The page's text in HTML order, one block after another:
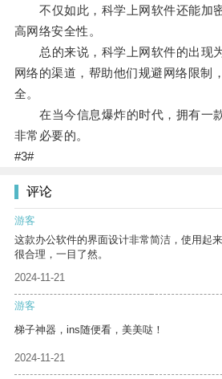
不仅如此，科学上网软件还能加
高网络安全性。
总的来说，科学上网软件的出现
网络的渠道，帮助他们规避网络限制
全。
在当今信息爆炸的时代，拥有一
非常必要的。
#3#
评论
游客
这款办公软件的界面设计非常简洁，使用起
很合理，一目了然。
2024-11-21
游客
梯子神器，ins随便看，美美哒！
2024-11-21